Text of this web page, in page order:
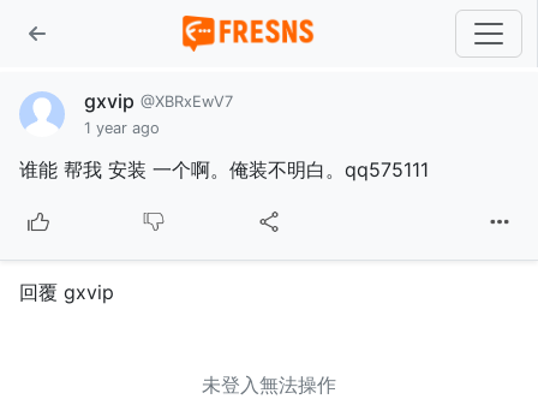
gxvip @XBRxEwV7
1 year ago
谁能 帮我 安装 一个啊。俺装不明白。qq575111
回覆 gxvip
未登入無法操作